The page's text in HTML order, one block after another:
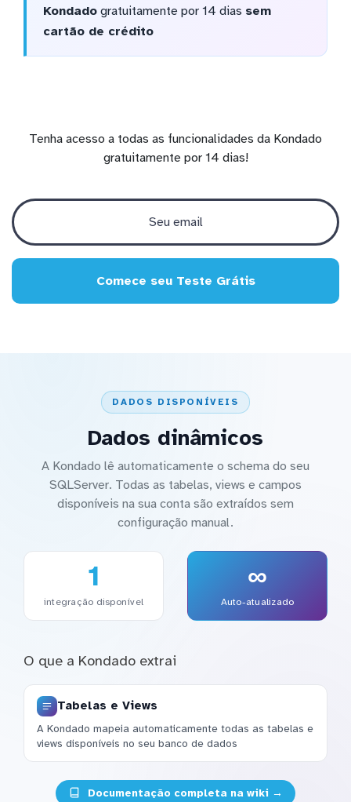
Kondadogratuitamente por 14 dias sem
cartão de crédito
Tenha acesso a todas as funcionalidades da Kondado
gratuitamente por 14 dias!
Comece seu Teste Grátis
DADOS DISPONÍVEIS
Dados dinâmicos
A Kondado lê automaticamente o schema do seu
SQLServer. Todas as tabelas, views e campos
disponíveis na sua conta são extraídos sem
configuração manual.
1
integração disponível
∞
Auto-atualizado
O que a Kondado extrai
Tabelas e Views
A Kondado mapeia automaticamente todas as tabelas e
views disponíveis no seu banco de dados
Documentação completa na wiki →